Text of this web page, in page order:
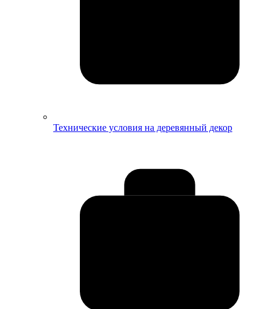
Технические условия на деревянный декор